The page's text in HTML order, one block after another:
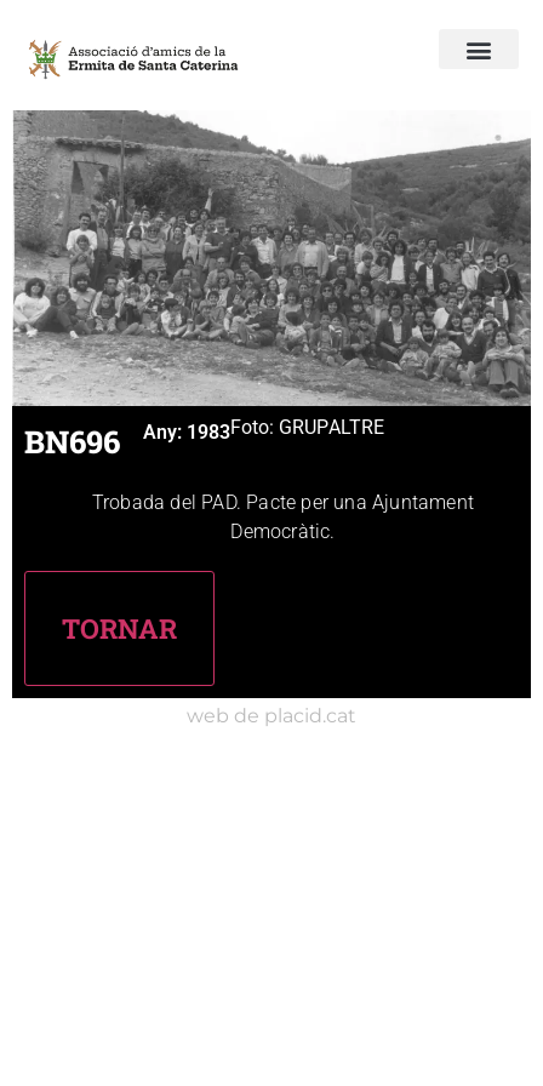
BN696 Any: 1983Foto: GRUPALTRE
Trobada del PAD. Pacte per una Ajuntament
Democràtic.
web de placid.cat